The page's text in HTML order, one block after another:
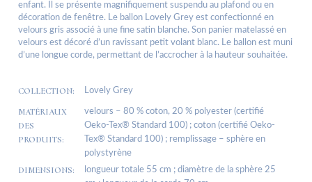
enfant. Il se présente magnifiquement suspendu au plafond ou en
décoration de fenêtre. Le ballon Lovely Grey est confectionné en
velours gris associé à une fine satin blanche. Son panier matelassé en
velours est décoré d’un ravissant petit volant blanc. Le ballon est muni
d’une longue corde, permettant de l’accrocher à la hauteur souhaitée.
COLLECTION: Lovely Grey
MATÉRIAUX
DES
PRODUITS:
velours – 80 % coton, 20 % polyester (certifié
Oeko-Tex® Standard 100) ; coton (certifié Oeko-
Tex® Standard 100) ; remplissage – sphère en
polystyrène
DIMENSIONS:
longueur totale 55 cm ; diamètre de la sphère 25